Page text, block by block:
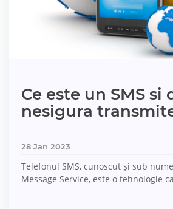
Ce este un SMS si
nesigura
28 Jan 2023
Telefonul SMS, cunoscut și sub
Message Service, este o tehnologie